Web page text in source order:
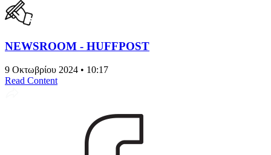
NEWSROOM - HUFFPOST
9 Οκτωβρίου 2024 • 10:17
Read Content